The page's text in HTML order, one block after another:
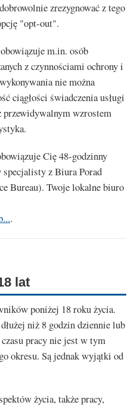
zrezygnować z tego
"opt-out".
m.in. osób
z czynnościami ochrony i
nie można
ciągłości świadczenia usługi
wzrostem
Cię 48-godzinny
specjalisty z Biura Porad
Bureau). Twoje lokalne biuro
.
lat
poniżej 18 roku życia.
niż 8 godzin dziennie lub
pracy nie jest w tym
okresu. Są jednak wyjątki od
życia, także pracy,